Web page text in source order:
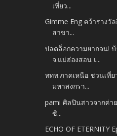
เที่ยว...
Gimme Eng คว้าราง
สาขา...
ปลดล็อกความยากจน!
จ.แม่ฮ่องสอน เ...
ททท.ภาคเหนือ ชวนเที่
มหาสงกรา...
pami ศิลปินสาวจากค่า
ซิ...
ECHO OF ETERNITY